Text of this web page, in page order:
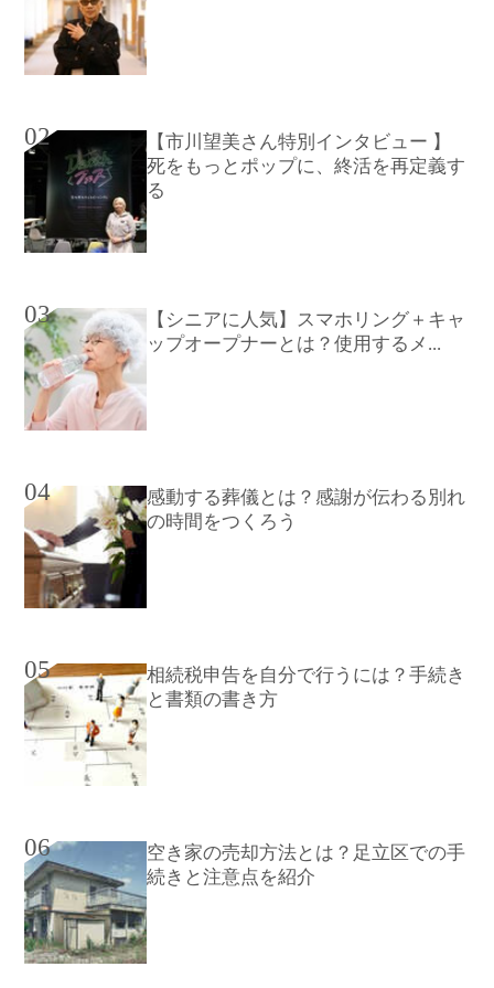
02
【市川望美さん特別インタビュー 】
死をもっとポップに、終活を再定義す
る
03
【シニアに人気】スマホリング＋キャ
ップオープナーとは？使用するメ...
04
感動する葬儀とは？感謝が伝わる別れ
の時間をつくろう
05
相続税申告を自分で行うには？手続き
と書類の書き方
06
空き家の売却方法とは？足立区での手
続きと注意点を紹介